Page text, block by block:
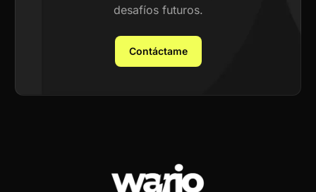
desafíos futuros.
Contáctame